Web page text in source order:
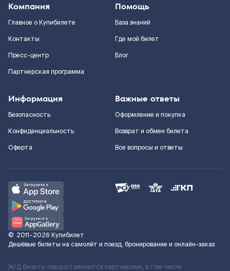
Компания
Главное о Купибилете
Контакты
Пресс-центр
Партнерская программа
Помощь
База знаний
Где мой билет
Блог
Информация
Безопасность
Конфиденциальность
Оферта
Важные ответы
Оформление и покупка
Возврат и обмен билета
Все вопросы и ответы
© 2011–2026 Купибилет
Дешёвые билеты на самолёт и поезд, бронирование и онлайн-заказ
Ж/Д билеты предоставляются партнёрами, в том числе